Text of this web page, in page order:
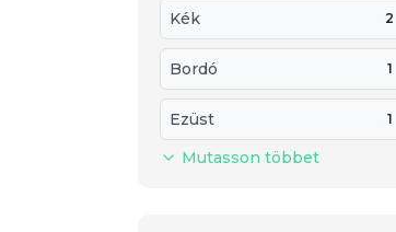
Kék 2
Bordó 1
Ezüst 1
Mutasson többet